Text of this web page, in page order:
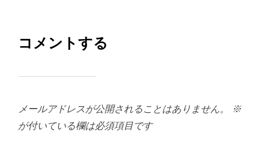
コメントする
メールアドレスが公開されることはありません。
※
が付いている欄は必須項目です